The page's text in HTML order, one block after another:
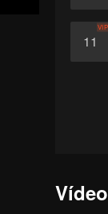
11
VIP